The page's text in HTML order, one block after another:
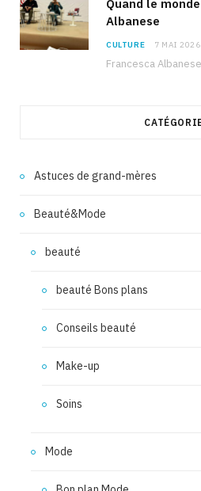
Quand le
Albanese
CULTURE 7 MAI 2026
Astuces de grand-mères
Beauté&Mode
beauté
beauté Bons plans
Conseils beauté
Make-up
Soins
Mode